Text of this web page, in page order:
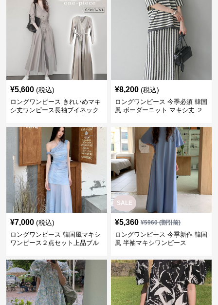
¥5,600 (税込)
ロングワンピース きれいめマキ
シ丈ワンピース長袖ブイネック
¥8,200 (税込)
ロングワンピース 今季必須 韓国
風 ボーダーニット マキシ丈 ２
¥7,000 (税込)
ロングワンピース 韓国風マキシ
ワンピース２点セット上品ブル
SALE
¥5,360 ¥5960(割引前)
ロングワンピース 今季新作 韓国
風 半袖マキシワンピース